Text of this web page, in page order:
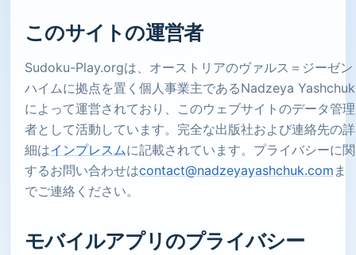
このサイトの運営者
Sudoku-Play.orgは、オーストリアのヴァルス＝ジーゼン
ハイムに拠点を置く個人事業主であるNadzeya Yashchuk
によって運営されており、このウェブサイトのデータ管理
者として活動しています。完全な出版社および連絡先の詳
細はインプレスムに記載されています。プライバシーに関
するお問い合わせはcontact@nadzeyayashchuk.com ま
でご連絡ください。
モバイルアプリのプライバシー